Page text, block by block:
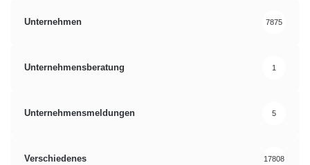
Unternehmen 7875
Unternehmensberatung 1
Unternehmensmeldungen 5
Verschiedenes 17808